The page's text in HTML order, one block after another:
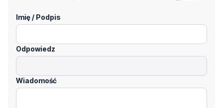
komentarze! Jeśli widzisz niestosowny wpis -
Imię / Podpis
Odpowiedz